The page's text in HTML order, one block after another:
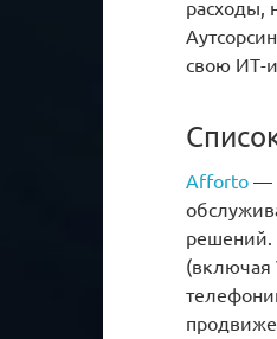
расходы,
свою ИТ-
Afforto —
решений.
(включая